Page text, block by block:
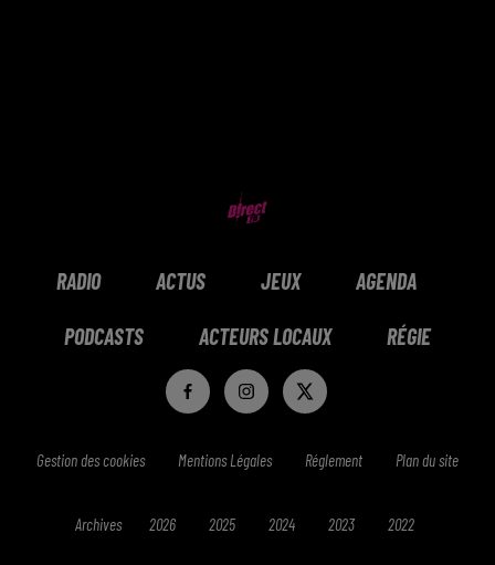
RADIO ACTUS JEUX AGENDA
PODCASTS ACTEURS LOCAUX RÉGIE
Gestion des cookies Mentions Légales Réglement Plan du site
Archives 2026 2025 2024 2023 2022